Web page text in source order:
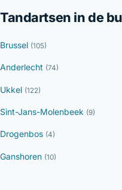
Tandartsen in de
Brussel (105)
Anderlecht (74)
Ukkel (122)
Sint-Jans-Molenbeek (9)
Drogenbos (4)
Ganshoren (10)